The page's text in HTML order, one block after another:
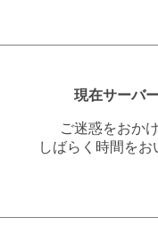
現在サーバ
ご迷惑をおか
しばらく時間を